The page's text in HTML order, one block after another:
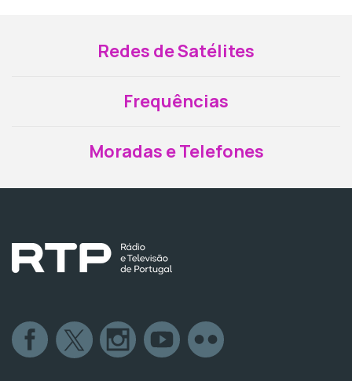
Redes de Satélites
Frequências
Moradas e Telefones